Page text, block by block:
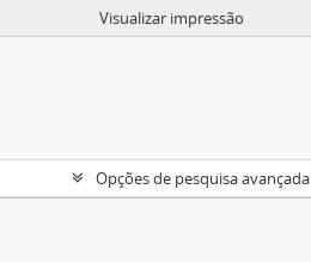
Visualizar impressão
Opções de pesquisa avançada